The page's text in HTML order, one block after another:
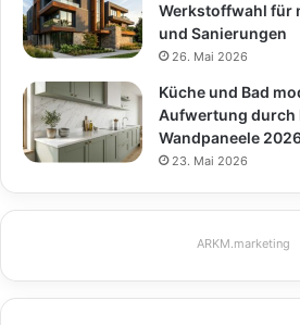
Werkstoffwahl für
und Sanierungen
26. Mai 2026
Küche und Bad
Aufwertung durch
Wandpaneele
23. Mai 2026
ARKM.marketing